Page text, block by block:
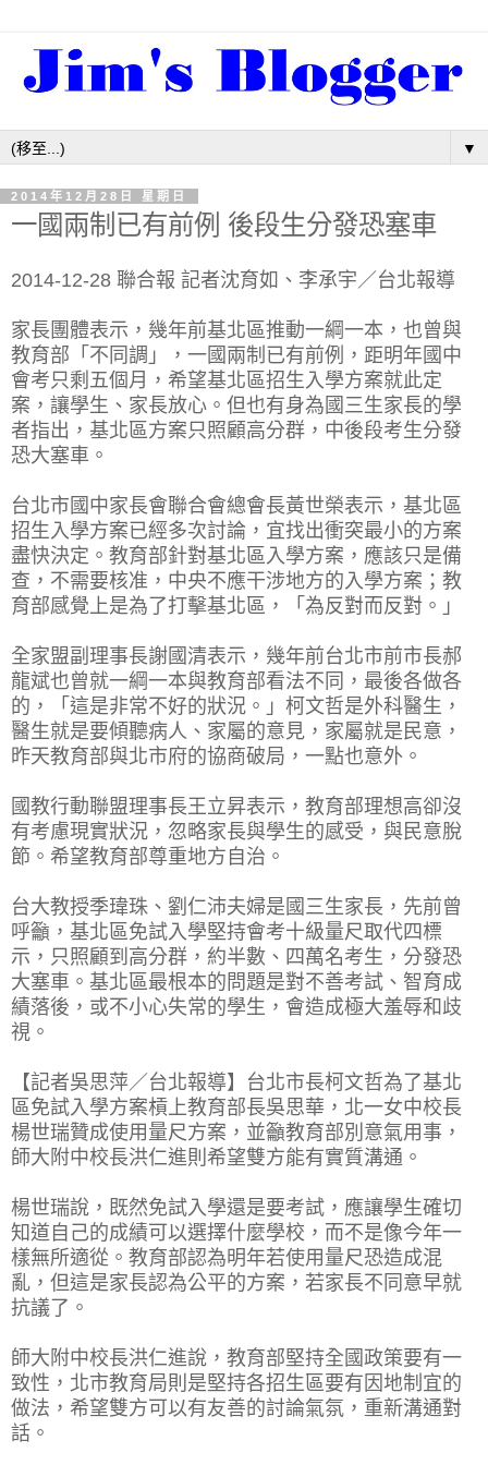
▼
2014年12月28日 星期日
一國兩制已有前例 後段生分發恐塞車
2014-12-28 聯合報 記者沈育如、李承宇／台北報導
家長團體表示，幾年前基北區推動一綱一本，也曾與
教育部「不同調」，一國兩制已有前例，距明年國中
會考只剩五個月，希望基北區招生入學方案就此定
案，讓學生、家長放心。但也有身為國三生家長的學
者指出，基北區方案只照顧高分群，中後段考生分發
恐大塞車。
台北市國中家長會聯合會總會長黃世榮表示，基北區
招生入學方案已經多次討論，宜找出衝突最小的方案
盡快決定。教育部針對基北區入學方案，應該只是備
查，不需要核准，中央不應干涉地方的入學方案；教
育部感覺上是為了打擊基北區，「為反對而反對。」
全家盟副理事長謝國清表示，幾年前台北市前市長郝
龍斌也曾就一綱一本與教育部看法不同，最後各做各
的，「這是非常不好的狀況。」柯文哲是外科醫生，
醫生就是要傾聽病人、家屬的意見，家屬就是民意，
昨天教育部與北市府的協商破局，一點也意外。
國教行動聯盟理事長王立昇表示，教育部理想高卻沒
有考慮現實狀況，忽略家長與學生的感受，與民意脫
節。希望教育部尊重地方自治。
台大教授季瑋珠、劉仁沛夫婦是國三生家長，先前曾
呼籲，基北區免試入學堅持會考十級量尺取代四標
示，只照顧到高分群，約半數、四萬名考生，分發恐
大塞車。基北區最根本的問題是對不善考試、智育成
績落後，或不小心失常的學生，會造成極大羞辱和歧
視。
【記者吳思萍／台北報導】台北市長柯文哲為了基北
區免試入學方案槓上教育部長吳思華，北一女中校長
楊世瑞贊成使用量尺方案，並籲教育部別意氣用事，
師大附中校長洪仁進則希望雙方能有實質溝通。
楊世瑞說，既然免試入學還是要考試，應讓學生確切
知道自己的成績可以選擇什麼學校，而不是像今年一
樣無所適從。教育部認為明年若使用量尺恐造成混
亂，但這是家長認為公平的方案，若家長不同意早就
抗議了。
師大附中校長洪仁進說，教育部堅持全國政策要有一
致性，北市教育局則是堅持各招生區要有因地制宜的
做法，希望雙方可以有友善的討論氣氛，重新溝通對
話。